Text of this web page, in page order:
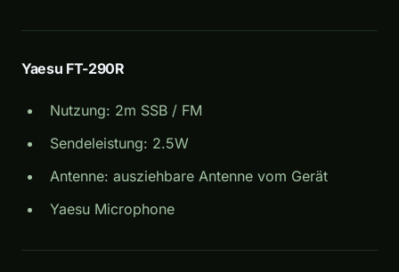
Yaesu FT-290R
Nutzung: 2m SSB / FM
Sendeleistung: 2.5W
Antenne: ausziehbare Antenne vom Gerät
Yaesu Microphone